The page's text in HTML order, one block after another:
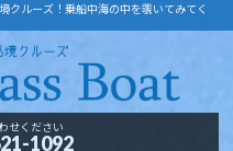
クルーズ！乗船中海の中を覗いてみてく
せください
1092